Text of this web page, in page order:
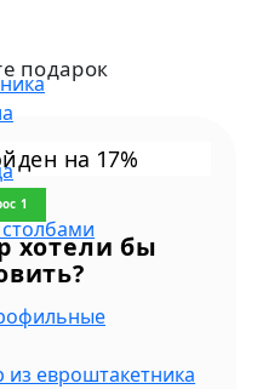
со смещенным
без ферм
евроштакетника
подарок
на 17%
1
хотели бы